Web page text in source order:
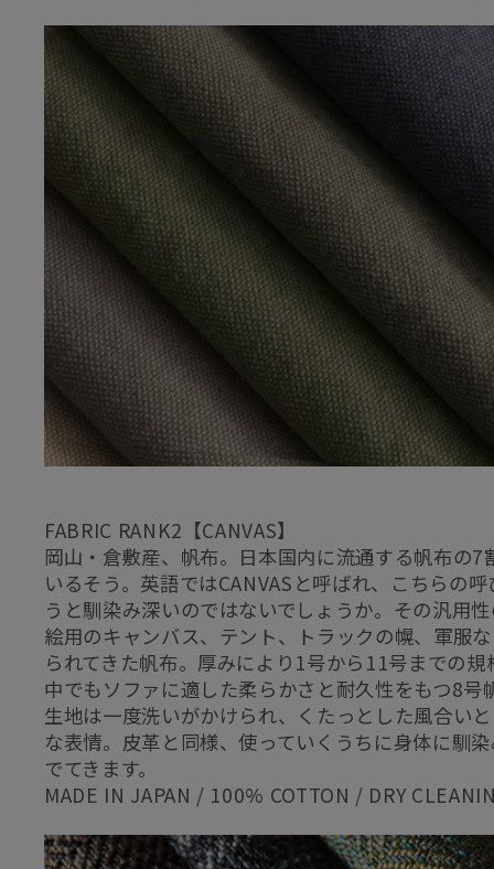
FABRIC RANK2【CANVAS】
岡山・倉敷産、帆布。日本国内に流通する帆布の7
いるそう。英語ではCANVASと呼ばれ、こちらの
うと馴染み深いのではないでしょうか。その汎用
絵用のキャンバス、テント、トラックの幌、軍服
られてきた帆布。厚みにより1号から11号までの
中でもソファに適した柔らかさと耐久性をもつ8号
生地は一度洗いがかけられ、くたっとした風合い
な表情。皮革と同様、使っていくうちに身体に馴
でてきます。
MADE IN JAPAN / 100% COTTON / DRY